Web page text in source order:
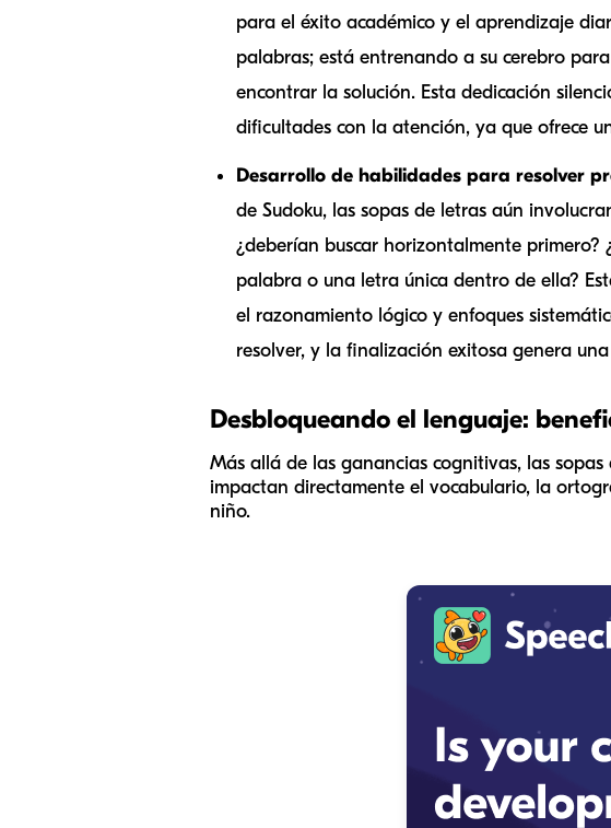
para el éxito académico y el aprendizaje
palabras; está entrenando a su cerebro
encontrar la solución. Esta dedicación
dificultades con la atención, ya que ofrece
Desarrollo de habilidades para resolver
de Sudoku, las sopas de letras aún
¿deberían buscar horizontalmente primero?
palabra o una letra única dentro de ella?
el razonamiento lógico y enfoques
resolver, y la finalización exitosa genera
Desbloqueando el lenguaje:
Más allá de las ganancias cognitivas, las
impactan directamente el vocabulario, la
niño.